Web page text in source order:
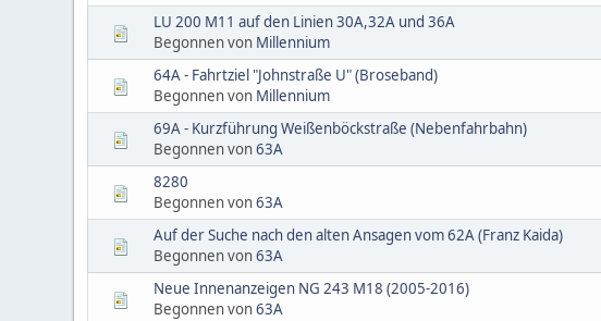
LU 200 M11 auf den Linien 30A,32A und 36A
Begonnen von Millennium
64A - Fahrtziel "Johnstraße U" (Broseband)
Begonnen von Millennium
69A - Kurzführung Weißenböckstraße (Nebenfahrbahn)
Begonnen von63A
8280
Begonnen von63A
Auf der Suche nach den alten Ansagen vom 62A (Franz Kaida)
Begonnen von63A
Neue Innenanzeigen NG 243 M18 (2005-2016)
Begonnen von63A